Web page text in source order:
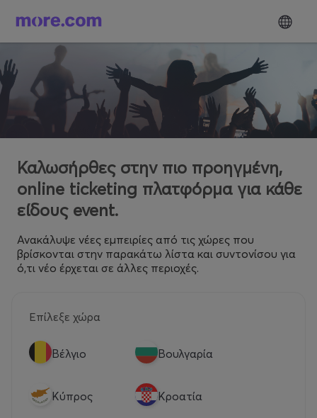
Καλωσήρθες στην πιο προηγμένη,
online ticketing πλατφόρμα για κάθε
είδους event.
Ανακάλυψε νέες εμπειρίες από τις χώρες που
βρίσκονται στην παρακάτω λίστα και συντονίσου για
ό,τι νέο έρχεται σε άλλες περιοχές.
Επίλεξε χώρα
Βέλγιο Βουλγαρία
Κύπρος Κροατία